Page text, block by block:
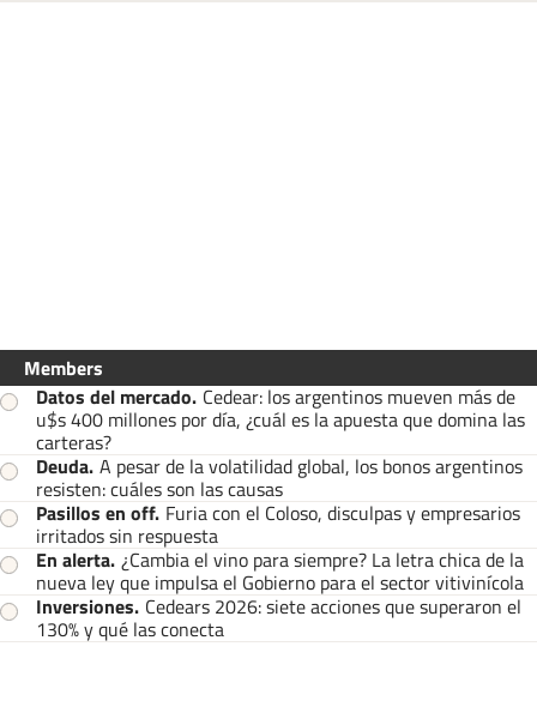
Members
Datos del mercado. Cedear: los argentinos mueven más de
u$s 400 millones por día, ¿cuál es la apuesta que domina las
carteras?
Deuda. A pesar de la volatilidad global, los bonos argentinos
resisten: cuáles son las causas
Pasillos en off. Furia con el Coloso, disculpas y empresarios
irritados sin respuesta
En alerta. ¿Cambia el vino para siempre? La letra chica de la
nueva ley que impulsa el Gobierno para el sector vitivinícola
Inversiones. Cedears 2026: siete acciones que superaron el
130% y qué las conecta